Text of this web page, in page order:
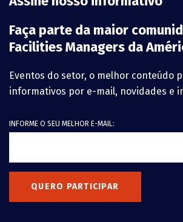
Faça parte da maior
Facilities Managers da
Eventos do setor, o melhor conteúdo
informativos por e-mail, novidades e
INFORME O SEU MELHOR E-MAIL:
QUERO PARTICIPAR